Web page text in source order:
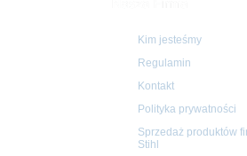
Kim jesteśmy
Regulamin
Kontakt
Polityka prywatności
Sprzedaż produktów
Stihl